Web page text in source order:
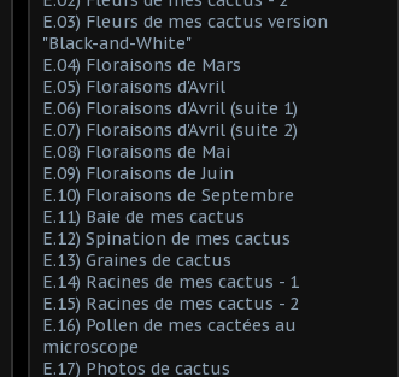
E.03) Fleurs de mes cactus version
"Black-and-White"
E.04) Floraisons de Mars
E.05) Floraisons d'Avril
E.06) Floraisons d'Avril (suite 1)
E.07) Floraisons d'Avril (suite 2)
E.08) Floraisons de Mai
E.09) Floraisons de Juin
E.10) Floraisons de Septembre
E.11) Baie de mes cactus
E.12) Spination de mes cactus
E.13) Graines de cactus
E.14) Racines de mes cactus - 1
E.15) Racines de mes cactus - 2
E.16) Pollen de mes cactées au
microscope
E.17) Photos de cactus